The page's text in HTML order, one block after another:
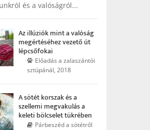
és a valóságról...
Az illúziók mint a valóság
megértéséhez vezető út
lépcsőfokai
Előadás a zalaszántói
sztúpánál, 2018
A sötét korszak és a
szellemi megvakulás a
keleti bölcselet tükrében
Párbeszéd a sötétről